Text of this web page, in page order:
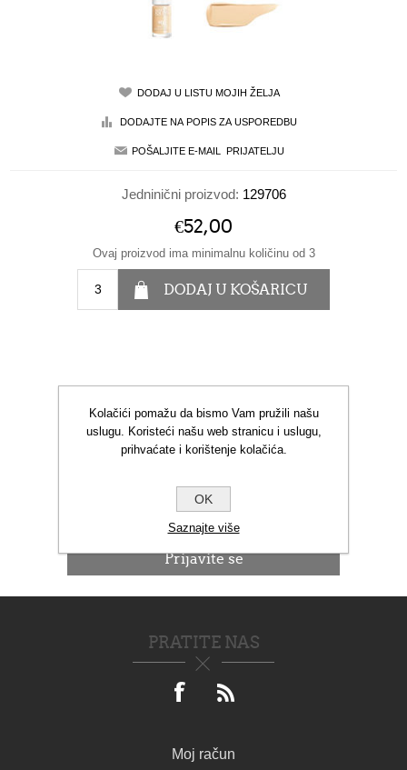
Jedninični proizvod: 129706
€52,00
Ovaj proizvod ima minimalnu količinu od 3
NOVOSTI
PRATITE NAS
Moj račun
Kolačići pomažu da bismo Vam pružili našu
uslugu. Koristeći našu web stranicu i uslugu,
prihvaćate i korištenje kolačića.
OK
Saznajte više